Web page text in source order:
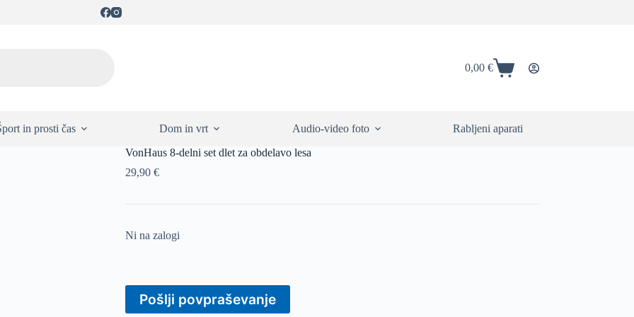
Shopping
0,00 €
in prosti čas Dom in vrt Audio-video foto Rabljeni aparati
VonHaus 8-delni set dlet za obdelavo lesa
29,90 €
Ni na zalogi
Pošlji povpraševanje